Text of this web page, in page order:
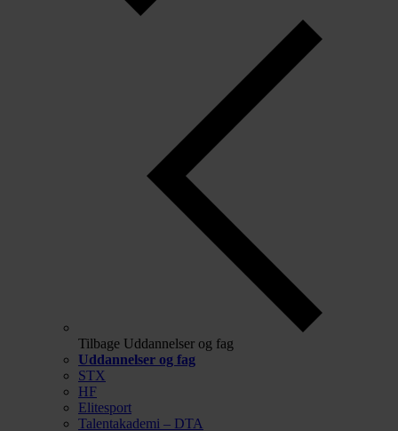
Tilbage Uddannelser og fag
Uddannelser og fag
STX
HF
Elitesport
Talentakademi – DTA